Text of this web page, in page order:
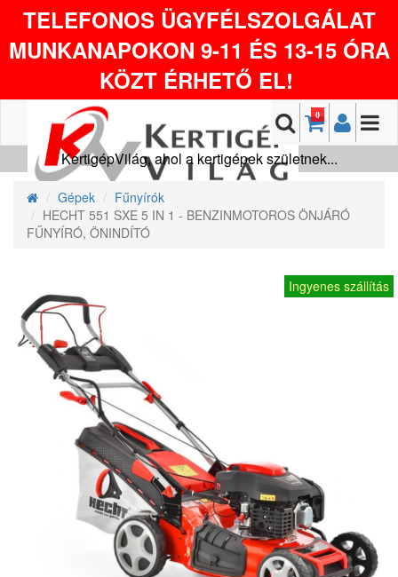
TELEFONOS ÜGYFÉLSZOLGÁLAT
MUNKANAPOKON 9-11 ÉS 13-15 ÓRA
KÖZT ÉRHETŐ EL!
0
KertigépVilág, ahol a kertigépek születnek...
Gépek
Fűnyírók
HECHT 551 SXE 5 IN 1 - BENZINMOTOROS ÖNJÁRÓ
FŰNYÍRÓ, ÖNINDÍTÓ
Ingyenes szállítás